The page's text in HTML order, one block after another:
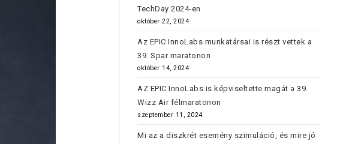
TechDay 2024-en
október 22, 2024
Az EPIC InnoLabs munkatársai is részt vettek a
39. Spar maratonon
október 14, 2024
AZ EPIC InnoLabs is képviseltette magát a 39.
Wizz Air félmaratonon
szeptember 11, 2024
Mi az a diszkrét esemény szimuláció, és mire jó